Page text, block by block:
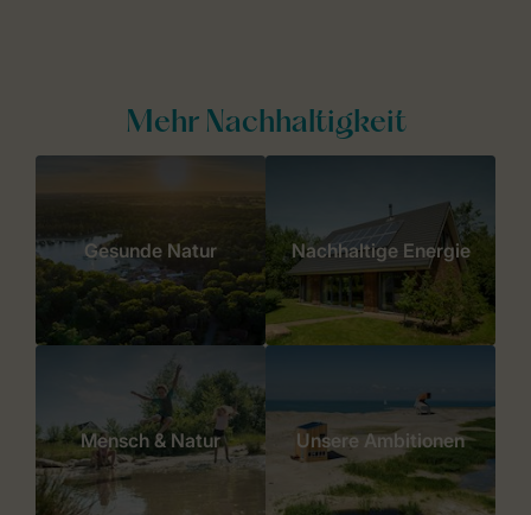
Mehr Nachhaltigkeit
Gesunde Natur Nachhaltige Energie
Mensch & Natur Unsere Ambitionen